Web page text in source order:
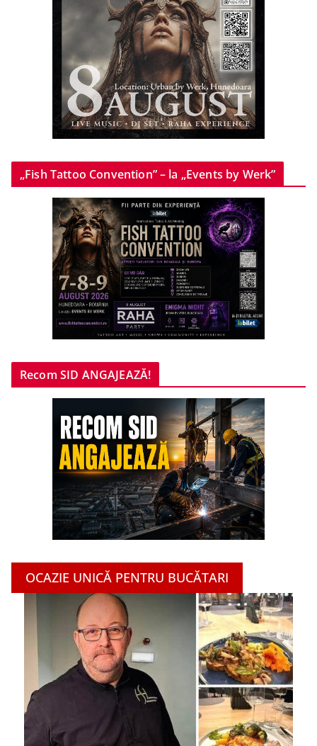
„Fish Tattoo Convention” – la „Events by Werk”
Recom SID ANGAJEAZĂ!
OCAZIE UNICĂ PENTRU BUCĂTARI